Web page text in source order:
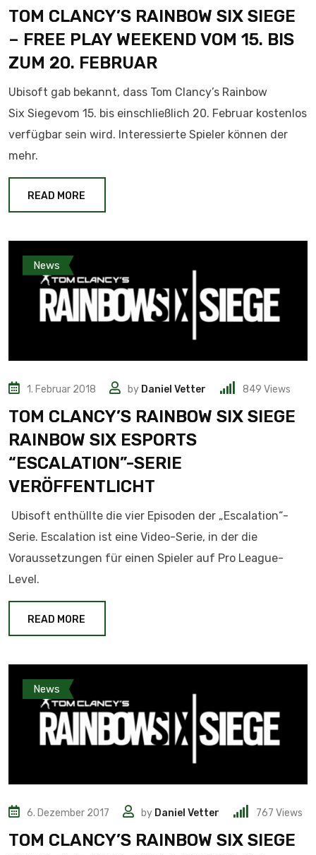
TOM CLANCY’S RAINBOW SIX SIEGE
– FREE PLAY WEEKEND VOM 15. BIS
ZUM 20. FEBRUAR
Ubisoft gab bekannt, dass Tom Clancy’s Rainbow
Six Siegevom 15. bis einschließlich 20. Februar kostenlos
verfügbar sein wird. Interessierte Spieler können der
mehr.
READ MORE
News
1. Februar 2018 by Daniel Vetter 849 Views
TOM CLANCY’S RAINBOW SIX SIEGE
RAINBOW SIX ESPORTS
“ESCALATION”-SERIE
VERÖFFENTLICHT
Ubisoft enthüllte die vier Episoden der „Escalation“-
Serie. Escalation ist eine Video-Serie, in der die
Voraussetzungen für einen Spieler auf Pro League-
Level.
READ MORE
News
6. Dezember 2017 by Daniel Vetter 767 Views
TOM CLANCY’S RAINBOW SIX SIEGE